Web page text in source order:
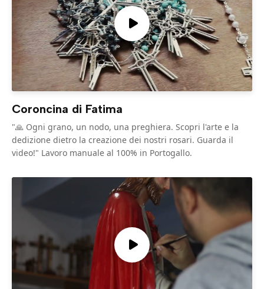
Coroncina di Fatima
"🙏 Ogni grano, un nodo, una preghiera. Scopri l'arte e la
dedizione dietro la creazione dei nostri rosari. Guarda il
video!" Lavoro manuale al 100% in Portogallo.